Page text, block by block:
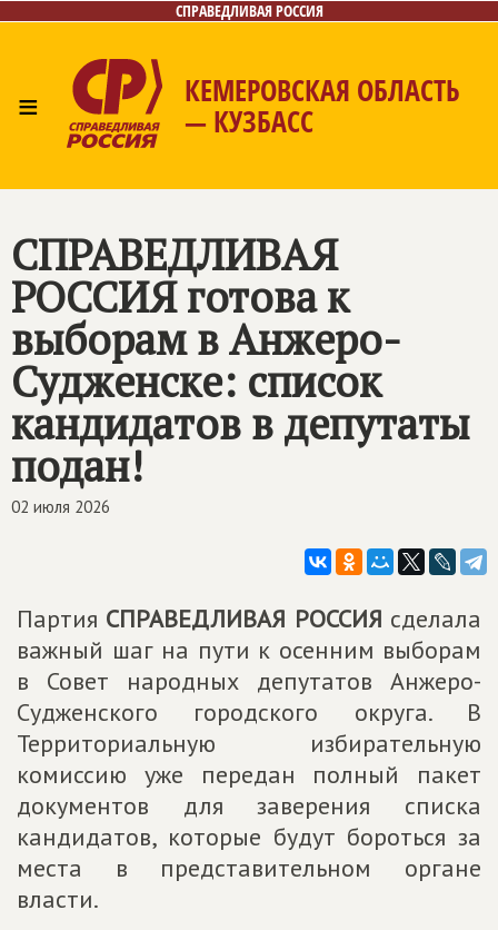
СПРАВЕДЛИВАЯ РОССИЯ
≡ КЕМЕРОВСКАЯ ОБЛАСТЬ
— КУЗБАСС
Лица
Фото/Видео Газета
СПРАВЕДЛИВАЯ
РОССИЯготова к
выборам в Анжеро-
Судженске: список
кандидатов в депутаты
подан!
02 июля 2026
Партия СПРАВЕДЛИВАЯ РОССИЯ сделала
важный шаг на пути к осенним выборам
в Совет народных депутатов Анжеро-
Судженского городского округа. В
Территориальную избирательную
комиссию уже передан полный пакет
документов для заверения списка
кандидатов, которые будут бороться за
места в представительном органе
власти.